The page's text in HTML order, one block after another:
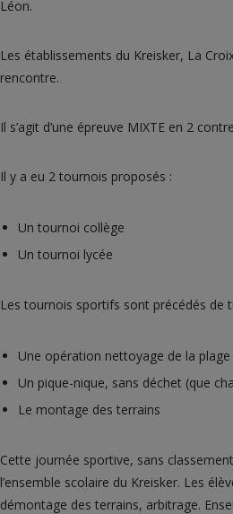
Léon.
Les établissements du Kreisker, La
rencontre.
Il s’agit d’une épreuve MIXTE en 2
Il y a eu 2 tournois proposés :
Un tournoi collège
Un tournoi lycée
Les tournois sportifs sont précédés de
Une opération nettoyage de la
Un pique-nique, sans déchet (que
Le montage des terrains
Cette journée sportive, sans
l’ensemble scolaire du Kreisker. Les
démontage des terrains, arbitrage.